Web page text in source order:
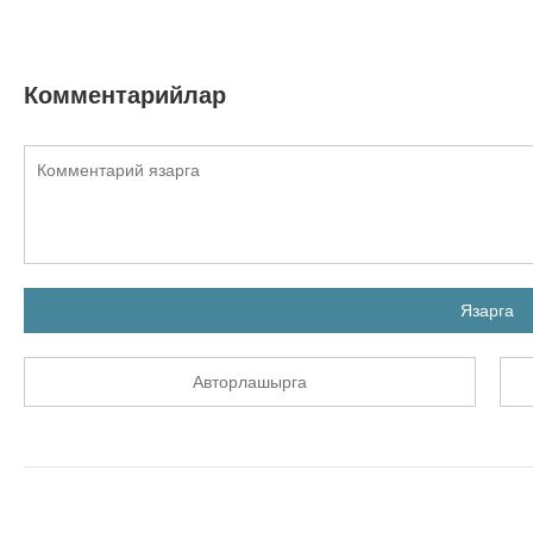
Комментарийлар
Язарга
Авторлашырга